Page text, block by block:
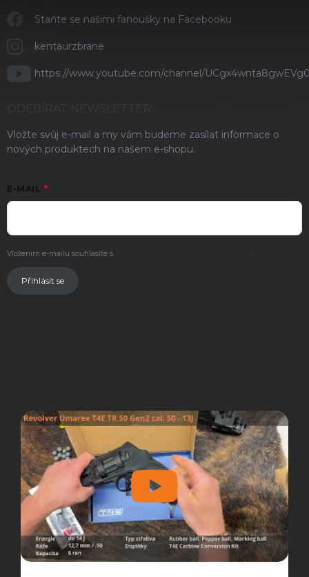
Staňte se našimi fanoušky na Facebooku
kentaurzbrane
https://www.youtube.com/channel/
ODEBÍRAT NEWSLETTER
Vložte svůj e-mail a my vám budeme zasílat informace o
nových produktech na našem e-shopu.
E-MAIL
Vložením e-mailu souhlasíte s .
Přihlásit se